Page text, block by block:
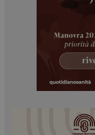
I cookie necessari
sito web
navigazione sulle
protette del sito. Il
funzionare
NOME